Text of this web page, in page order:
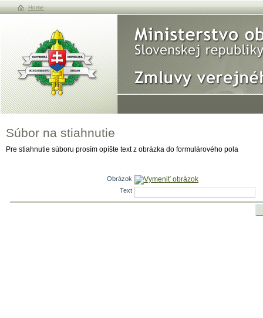
Home
Súbor na stiahnutie
Pre stiahnutie súboru prosím opíšte text z obrázka do formulárového pola
Obrázok
Vymeniť obrázok
Text